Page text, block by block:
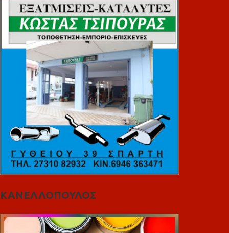
ΚΑΝΕΛΛΟΠΟΥΛΟΣ